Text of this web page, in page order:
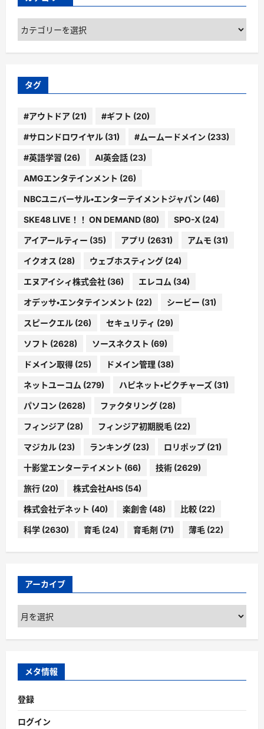
カ
テ
ゴ
ー
タグ
#アウトドア (21) #ギフト (20)
#サロンドロワイヤル (31) #ムームードメイン (233)
#英語学習 (26) AI英会話 (23)
AMGエンタテインメント (26)
NBCユニバーサル・エンターテイメントジャパン (46)
SKE48 LIVE！！ ON DEMAND (80) SPO-X (24)
アイアールティー (35) アプリ (2631) アムモ (31)
イクオス (28) ウェブホスティング (24)
エヌアイシィ株式会社 (36) エレコム (34)
オデッサ・エンタテインメント (22) シービー (31)
スピークエル (26) セキュリティ (29)
ソフト (2628) ソースネクスト (69)
ドメイン取得 (25) ドメイン管理 (38)
ネットユーコム (279) ハピネット・ピクチャーズ (31)
パソコン (2628) ファクタリング (28)
フィンジア (28) フィンジア初期脱毛 (22)
マジカル (23) ランキング (23) ロリポップ (21)
十影堂エンターテイメント (66) 技術 (2629)
旅行 (20) 株式会社AHS (54)
株式会社デネット (40) 楽創舎 (48) 比較 (22)
科学 (2630) 育毛 (24) 育毛剤 (71) 薄毛 (22)
アーカイブ
ア
ー
カ
ブ
メタ情報
登録
ログイン